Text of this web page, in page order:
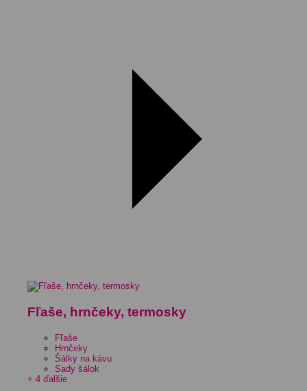
Fľaše, hrnčeky, termosky
Fľaše
Hrnčeky
Šálky na kávu
Sady šálok
+ 4 ďalšie